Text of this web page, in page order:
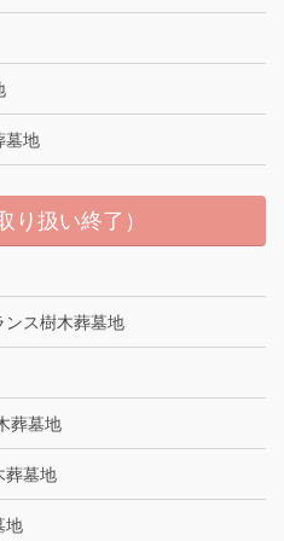
墓地
り扱い終了）
ンス樹木葬墓地
葬墓地
葬墓地
地